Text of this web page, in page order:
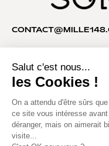
Copyright © 2026